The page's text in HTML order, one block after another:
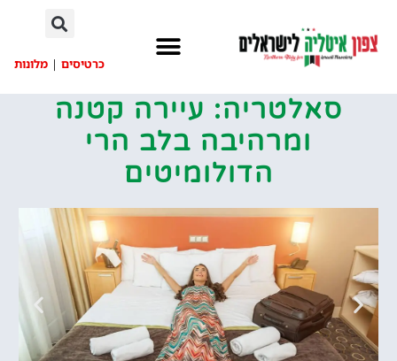
כרטיסים | מלונות
סאלטריה: עיירה קטנה
ומרהיבה בלב הרי
הדולומיטים